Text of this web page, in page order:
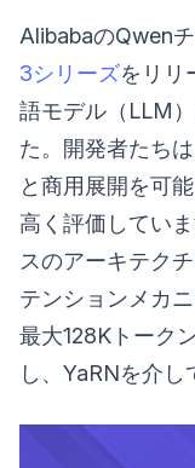
AlibabaのQwen
3シリーズをリリ
語モデル（LLM
た。開発者たち
と商用展開を可
高く評価してい
スのアーキテク
テンションメカ
最大128Kトーク
し、YaRNを介し